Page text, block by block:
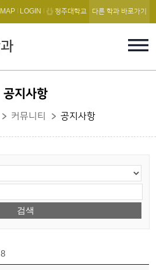
본문 바로가기
LOGIN 청주대학교 다른 학과 바로가기
공지사항
커뮤니티 공지사항